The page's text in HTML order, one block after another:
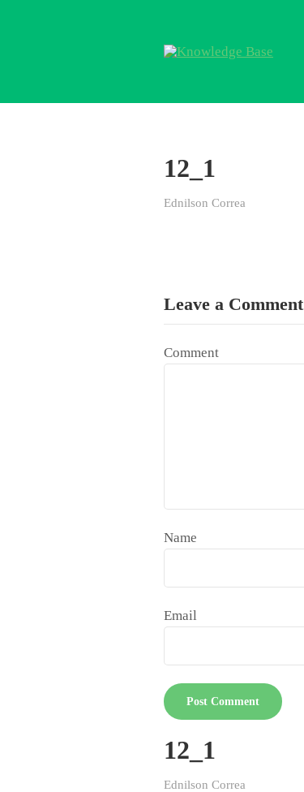
12_1
Ednilson Correa
Leave a Comment
Comment
Name
Email
12_1
Ednilson Correa